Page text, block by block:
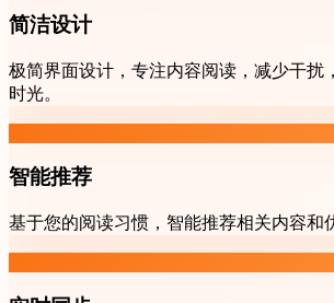
简洁设计
极简界面设计，专注内容阅读，减少干扰
时光。
智能推荐
基于您的阅读习惯，智能推荐相关内容和